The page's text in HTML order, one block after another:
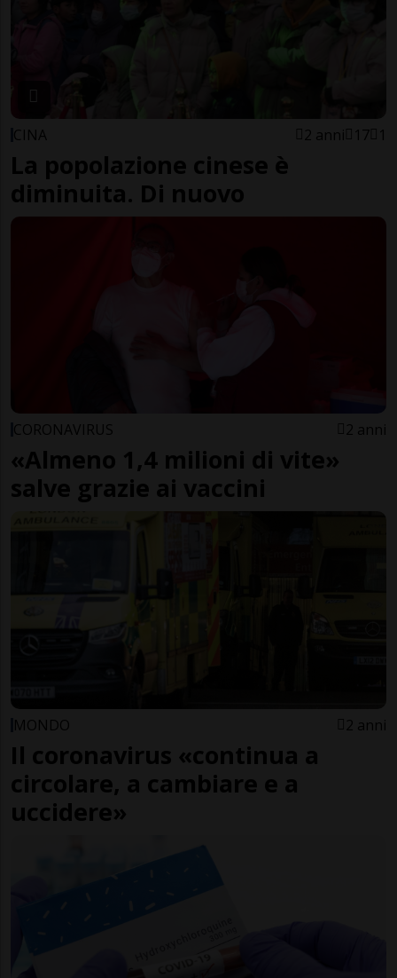
CINA 2 anni 17 1
La popolazione cinese è
diminuita. Di nuovo
CORONAVIRUS 2 anni
«Almeno 1,4 milioni di vite»
salve grazie ai vaccini
MONDO 2 anni
Il coronavirus «continua a
circolare, a cambiare e a
uccidere»